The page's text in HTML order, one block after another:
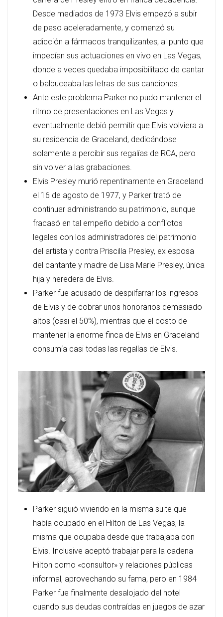
Desde mediados de 1973 Elvis empezó a subir
de peso aceleradamente, y comenzó su
adicción a fármacos tranquilizantes, al punto que
impedían sus actuaciones en vivo en Las Vegas,
donde a veces quedaba imposibilitado de cantar
o balbuceaba las letras de sus canciones.
Ante este problema Parker no pudo mantener el
ritmo de presentaciones en Las Vegas y
eventualmente debió permitir que Elvis volviera a
su residencia de Graceland, dedicándose
solamente a percibir sus regalías de RCA, pero
sin volver a las grabaciones.
Elvis Presley murió repentinamente en Graceland
el 16 de agosto de 1977, y Parker trató de
continuar administrando su patrimonio, aunque
fracasó en tal empeño debido a conflictos
legales con los administradores del patrimonio
del artista y contra Priscilla Presley, ex esposa
del cantante y madre de Lisa Marie Presley, única
hija y heredera de Elvis.
Parker fue acusado de despilfarrar los ingresos
de Elvis y de cobrar unos honorarios demasiado
altos (casi el 50%), mientras que el costo de
mantener la enorme finca de Elvis en Graceland
consumía casi todas las regalías de Elvis.
Parker siguió viviendo en la misma suite que
había ocupado en el Hilton de Las Vegas, la
misma que ocupaba desde que trabajaba con
Elvis. Inclusive aceptó trabajar para la cadena
Hilton como «consultor» y relaciones públicas
informal, aprovechando su fama, pero en 1984
Parker fue finalmente desalojado del hotel
cuando sus deudas contraídas en juegos de azar